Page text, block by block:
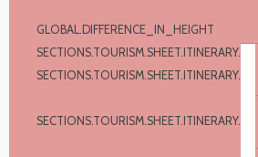
GLOBAL.DIFFERENCE_IN_HEIGHT